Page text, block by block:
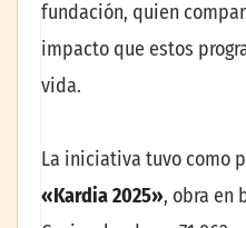
fundación, quien
impacto que estos
vida.
La iniciativa tuvo como
«Kardia 2025», obra en